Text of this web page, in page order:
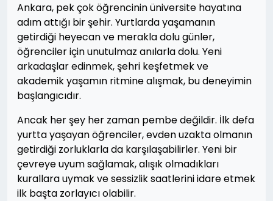
Ankara, pek çok öğrencinin üniversite hayatına
adım attığı bir şehir. Yurtlarda yaşamanın
getirdiği heyecan ve merakla dolu günler,
öğrenciler için unutulmaz anılarla dolu. Yeni
arkadaşlar edinmek, şehri keşfetmek ve
akademik yaşamın ritmine alışmak, bu deneyimin
başlangıcıdır.
Ancak her şey her zaman pembe değildir. İlk defa
yurtta yaşayan öğrenciler, evden uzakta olmanın
getirdiği zorluklarla da karşılaşabilirler. Yeni bir
çevreye uyum sağlamak, alışık olmadıkları
kurallara uymak ve sessizlik saatlerini idare etmek
ilk başta zorlayıcı olabilir.